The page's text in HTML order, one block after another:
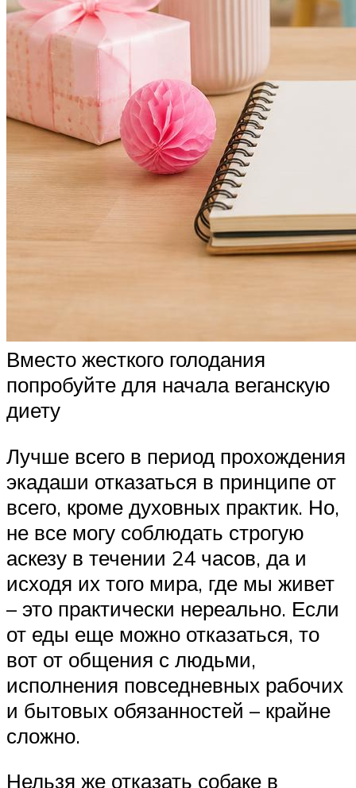
Вместо жесткого голодания
попробуйте для начала веганскую
диету
Лучше всего в период прохождения
экадаши отказаться в принципе от
всего, кроме духовных практик. Но,
не все могу соблюдать строгую
аскезу в течении 24 часов, да и
исходя их того мира, где мы живет
– это практически нереально. Если
от еды еще можно отказаться, то
вот от общения с людьми,
исполнения повседневных рабочих
и бытовых обязанностей – крайне
сложно.
Нельзя же отказать собаке в